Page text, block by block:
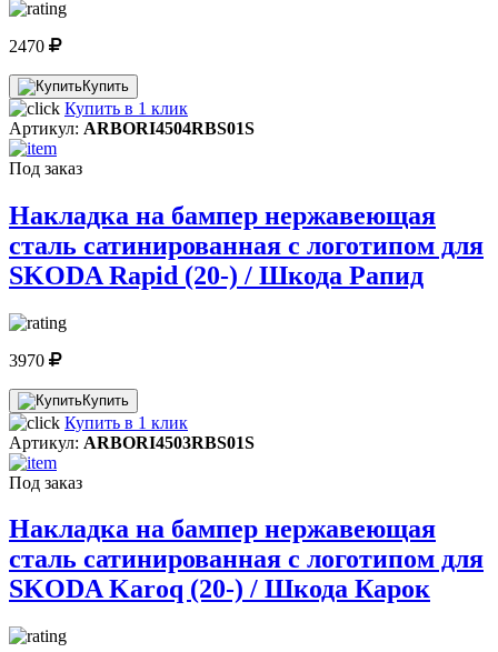
2470
Купить
Купить в 1 клик
Артикул: ARBORI4504RBS01S
Под заказ
Накладка на бампер нержавеющая
сталь сатинированная с логотипом для
SKODA Rapid (20-) / Шкода Рапид
3970
Купить
Купить в 1 клик
Артикул: ARBORI4503RBS01S
Под заказ
Накладка на бампер нержавеющая
сталь сатинированная с логотипом для
SKODA Karoq (20-) / Шкода Карок